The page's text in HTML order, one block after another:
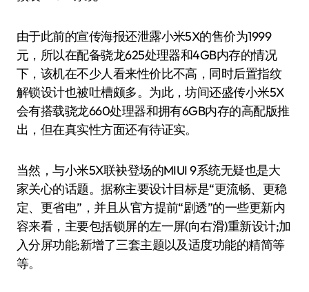
由于此前的宣传海报还泄露小米5X的售价为1999
元，所以在配备骁龙625处理器和4GB内存的情况
下，该机在不少人看来性价比不高，同时后置指纹
解锁设计也被吐槽颇多。为此，坊间还盛传小米5X
会有搭载骁龙660处理器和拥有6GB内存的高配版推
出，但在真实性方面还有待证实。
当然，与小米5X联袂登场的MIUI 9系统无疑也是大
家关心的话题。据称主要设计目标是“更流畅、更稳
定、更省电”，并且从官方提前“剧透”的一些更新内
容来看，主要包括锁屏的左一屏(向右滑)重新设计;加
入分屏功能;新增了三套主题以及适度功能的精简等
等。